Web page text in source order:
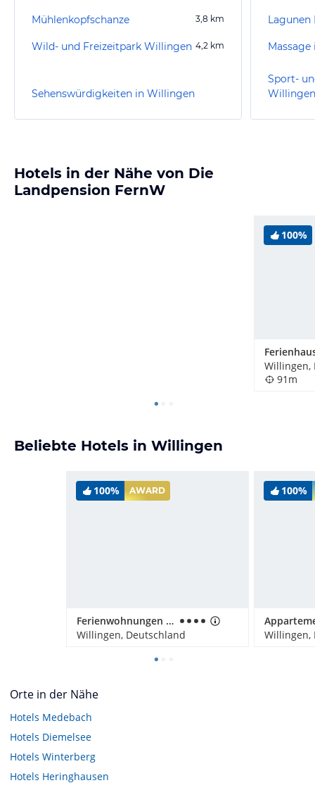
Mühlenkopfschanze 3,8 km
Wild- und Freizeitpark Willingen 4,2 km
Sehenswürdigkeiten in Willingen
Lagunen
Sport-
Willingen
Hotels in der Nähe von Die
Landpension FernW
100%
Willingen,
91m
Beliebte Hotels in Willingen
100% AWARD
Ferienwohnungen Landhaus Meran
Willingen, Deutschland
100%
Willingen,
Orte in der Nähe
Hotels Medebach
Hotels Diemelsee
Hotels Winterberg
Hotels Heringhausen